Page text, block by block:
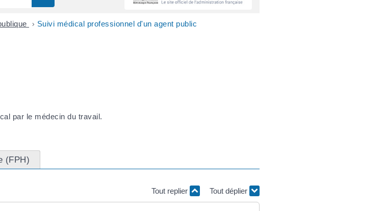
> Suivi médical professionnel d'un agent public
par le médecin du travail.
(FPH)
Tout replier Tout déplier